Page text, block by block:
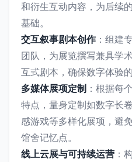
和衍生互动内容，为后续
基础。
交互叙事剧本创作：组建
团队，为展览撰写兼具学
互式剧本，确保数字体验
多媒体展项定制 ：根据每
特点，量身定制如数字长
感游戏等多样化展项，避
馆舍记忆点。
线上云展与可持续运营 ：